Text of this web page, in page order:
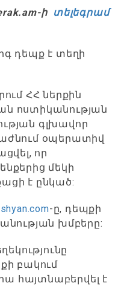
ի տելեգրամ
դեպք է տեղի
ՀՀ ներքին
ոստիկանության
գլխավոր
օպերատիվ
որ
մեկի
է ընկած:
-ը, դեպքի
խմբերը:
բակում
հայտնաբերվել է